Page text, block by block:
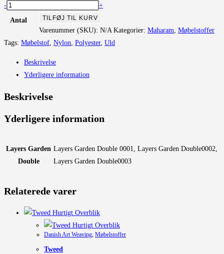
Layers
Garden
antal
-
+
Antal
TILFØJ TIL KURV
Varenummer (SKU): N/A Kategorier: Maharam Møbelstoffer
Tags: Møbelstof Nylon Polyester, Uld
Beskrivelse
Yderligere information
Beskrivelse
Yderligere information
Layers Garden
Double
Layers Garden Double 0001, Layers Garden Double0002,
Layers Garden Double0003
Relaterede varer
Hurtigt Overblik
Hurtigt Overblik
Danish Art Weaving, Møbelstoffer
Tweed